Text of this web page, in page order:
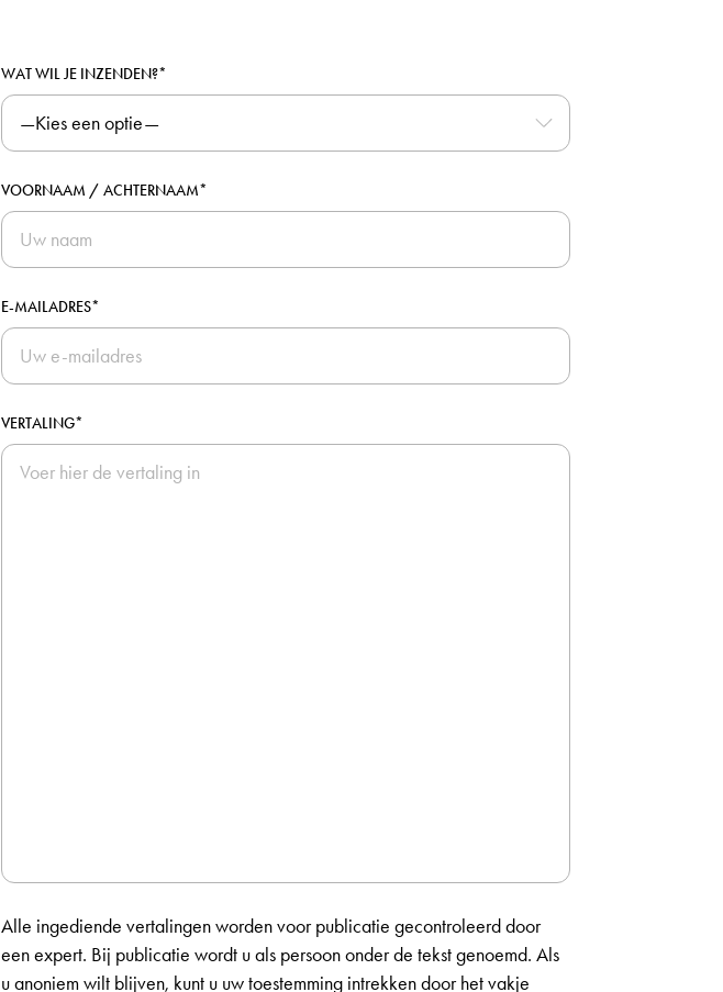
WAT WIL JE INZENDEN?*
VOORNAAM / ACHTERNAAM*
E-MAILADRES*
VERTALING*
Alle ingediende vertalingen worden voor publicatie gecontroleerd door
een expert. Bij publicatie wordt u als persoon onder de tekst genoemd. Als
u anoniem wilt blijven, kunt u uw toestemming intrekken door het vakje